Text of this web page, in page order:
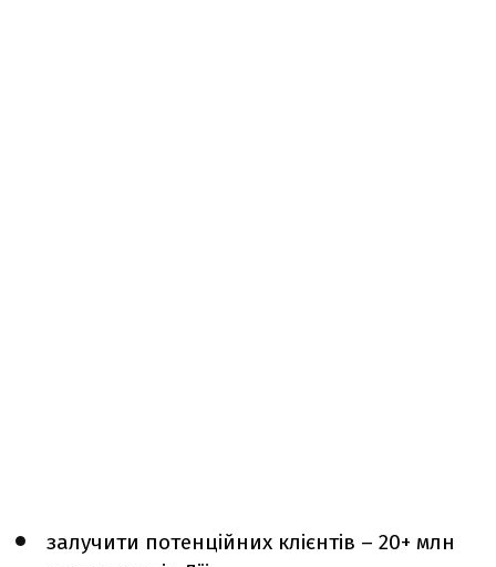
залучити потенційних клієнтів – 20+ млн